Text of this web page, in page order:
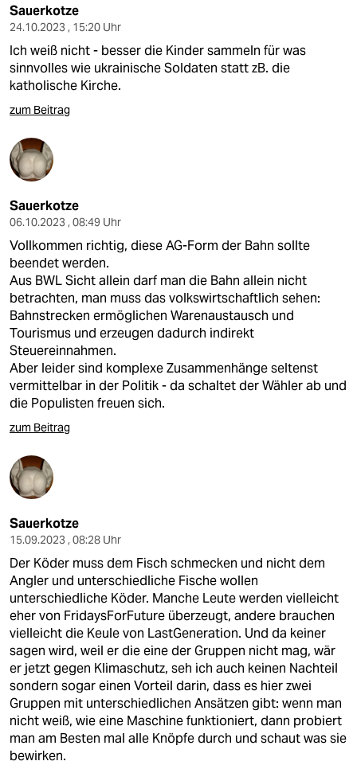
Sauerkotze
24.10.2023 , 15:20 Uhr
Ich weiß nicht - besser die Kinder sammeln für was
sinnvolles wie ukrainische Soldaten statt zB. die
katholische Kirche.
zum Beitrag
Sauerkotze
06.10.2023 , 08:49 Uhr
Vollkommen richtig, diese AG-Form der Bahn sollte
beendet werden.
Aus BWL Sicht allein darf man die Bahn allein nicht
betrachten, man muss das volkswirtschaftlich sehen:
Bahnstrecken ermöglichen Warenaustausch und
Tourismus und erzeugen dadurch indirekt
Steuereinnahmen.
Aber leider sind komplexe Zusammenhänge seltenst
vermittelbar in der Politik - da schaltet der Wähler ab und
die Populisten freuen sich.
zum Beitrag
Sauerkotze
15.09.2023 , 08:28 Uhr
Der Köder muss dem Fisch schmecken und nicht dem
Angler und unterschiedliche Fische wollen
unterschiedliche Köder. Manche Leute werden vielleicht
eher von FridaysForFuture überzeugt, andere brauchen
vielleicht die Keule von LastGeneration. Und da keiner
sagen wird, weil er die eine der Gruppen nicht mag, wär
er jetzt gegen Klimaschutz, seh ich auch keinen Nachteil
sondern sogar einen Vorteil darin, dass es hier zwei
Gruppen mit unterschiedlichen Ansätzen gibt: wenn man
nicht weiß, wie eine Maschine funktioniert, dann probiert
man am Besten mal alle Knöpfe durch und schaut was sie
bewirken.